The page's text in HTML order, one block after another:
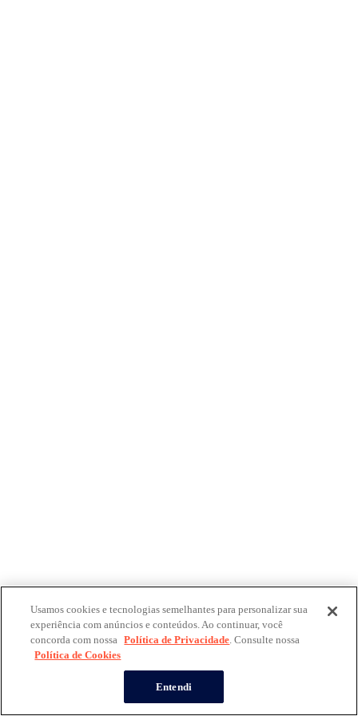
Usamos cookies e tecnologias semelhantes para personalizar sua
experiência com anúncios e conteúdos. Ao continuar, você
concorda com nossa Política de Privacidade. Consulte nossa
Política de Cookies
Entendi